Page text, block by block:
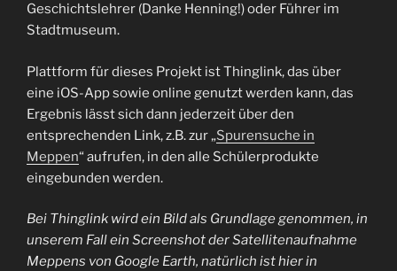
Geschichtslehrer (Danke Henning!) oder Führer im
Stadtmuseum.
Plattform für dieses Projekt ist Thinglink, das über
eine iOS-App sowie online genutzt werden kann, das
Ergebnis lässt sich dann jederzeit über den
entsprechenden Link, z.B. zur „Spurensuche in
Meppen“ aufrufen, in den alle Schülerprodukte
eingebunden werden.
Bei Thinglink wird ein Bild als Grundlage genommen, in
unserem Fall ein Screenshot der Satellitenaufnahme
Meppens von Google Earth, natürlich ist hier in